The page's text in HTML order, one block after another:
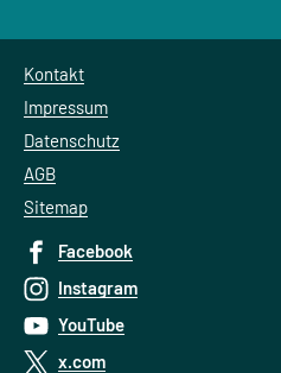
Kontakt
Impressum
Datenschutz
AGB
Sitemap
Facebook
Instagram
YouTube
x.com